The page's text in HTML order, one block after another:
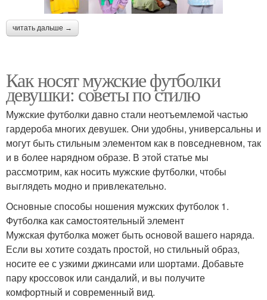
читать дальше →
Как носят мужские футболки
девушки: советы по стилю
Мужские футболки давно стали неотъемлемой частью
гардероба многих девушек. Они удобны, универсальны и
могут быть стильным элементом как в повседневном, так
и в более нарядном образе. В этой статье мы
рассмотрим, как носить мужские футболки, чтобы
выглядеть модно и привлекательно.
Основные способы ношения мужских футболок 1.
Футболка как самостоятельный элемент
Мужская футболка может быть основой вашего наряда.
Если вы хотите создать простой, но стильный образ,
носите ее с узкими джинсами или шортами. Добавьте
пару кроссовок или сандалий, и вы получите
комфортный и современный вид.